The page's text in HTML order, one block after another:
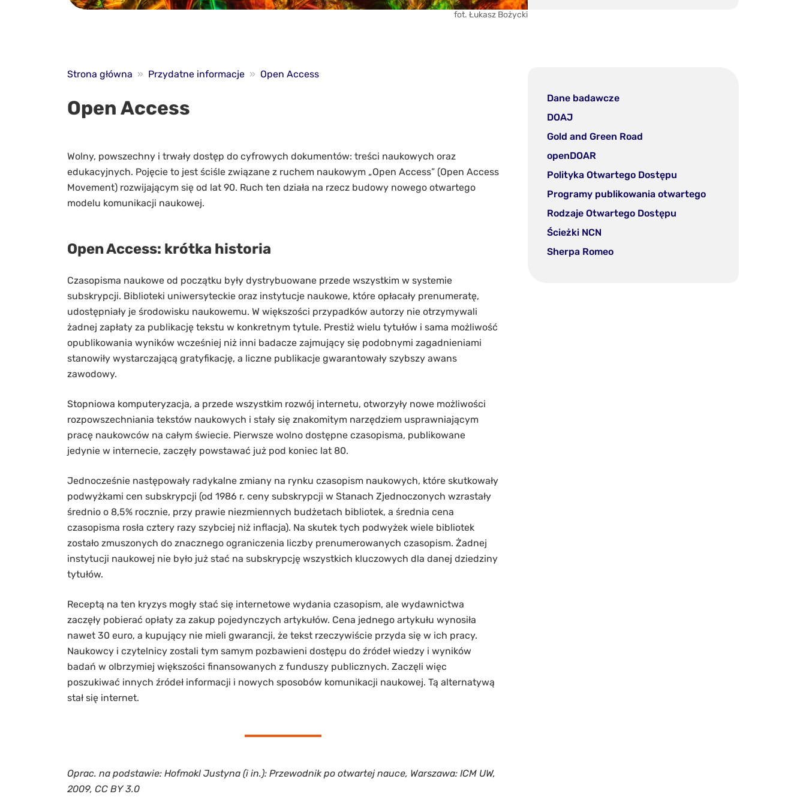
fot. Łukasz Bożycki
Strona główna » Przydatne informacje » Open Access
Open Access
Wolny, powszechny i trwały dostęp do cyfrowych dokumentów: treści naukowych oraz
edukacyjnych. Pojęcie to jest ściśle związane z ruchem naukowym „Open Access” (Open Access
Movement) rozwijającym się od lat 90. Ruch ten działa na rzecz budowy nowego otwartego
modelu komunikacji naukowej.
Open Access: krótka historia
Czasopisma naukowe od początku były dystrybuowane przede wszystkim w systemie
subskrypcji. Biblioteki uniwersyteckie oraz instytucje naukowe, które opłacały prenumeratę,
udostępniały je środowisku naukowemu. W większości przypadków autorzy nie otrzymywali
żadnej zapłaty za publikację tekstu w konkretnym tytule. Prestiż wielu tytułów i sama możliwość
opublikowania wyników wcześniej niż inni badacze zajmujący się podobnymi zagadnieniami
stanowiły wystarczającą gratyfikację, a liczne publikacje gwarantowały szybszy awans
zawodowy.
Stopniowa komputeryzacja, a przede wszystkim rozwój internetu, otworzyły nowe możliwości
rozpowszechniania tekstów naukowych i stały się znakomitym narzędziem usprawniającym
pracę naukowców na całym świecie. Pierwsze wolno dostępne czasopisma, publikowane
jedynie w internecie, zaczęły powstawać już pod koniec lat 80.
Jednocześnie następowały radykalne zmiany na rynku czasopism naukowych, które skutkowały
podwyżkami cen subskrypcji (od 1986 r. ceny subskrypcji w Stanach Zjednoczonych wzrastały
średnio o 8,5% rocznie, przy prawie niezmiennych budżetach bibliotek, a średnia cena
czasopisma rosła cztery razy szybciej niż inflacja). Na skutek tych podwyżek wiele bibliotek
zostało zmuszonych do znacznego ograniczenia liczby prenumerowanych czasopism. Żadnej
instytucji naukowej nie było już stać na subskrypcję wszystkich kluczowych dla danej dziedziny
tytułów.
Receptą na ten kryzys mogły stać się internetowe wydania czasopism, ale wydawnictwa
zaczęły pobierać opłaty za zakup pojedynczych artykułów. Cena jednego artykułu wynosiła
nawet 30 euro, a kupujący nie mieli gwarancji, że tekst rzeczywiście przyda się w ich pracy.
Naukowcy i czytelnicy zostali tym samym pozbawieni dostępu do źródeł wiedzy i wyników
badań w olbrzymiej większości finansowanych z funduszy publicznych. Zaczęli więc
poszukiwać innych źródeł informacji i nowych sposobów komunikacji naukowej. Tą alternatywą
stał się internet.
Oprac. na podstawie: Hofmokl Justyna (i in.): Przewodnik po otwartej nauce, Warszawa: ICM UW,
2009, CC BY 3.0
Dane badawcze
DOAJ
Gold and Green Road
openDOAR
Polityka Otwartego Dostępu
Programy publikowania otwartego
Rodzaje Otwartego Dostępu
Ścieżki NCN
Sherpa Romeo